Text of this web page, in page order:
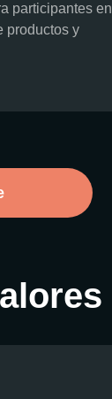
participantes en
productos y